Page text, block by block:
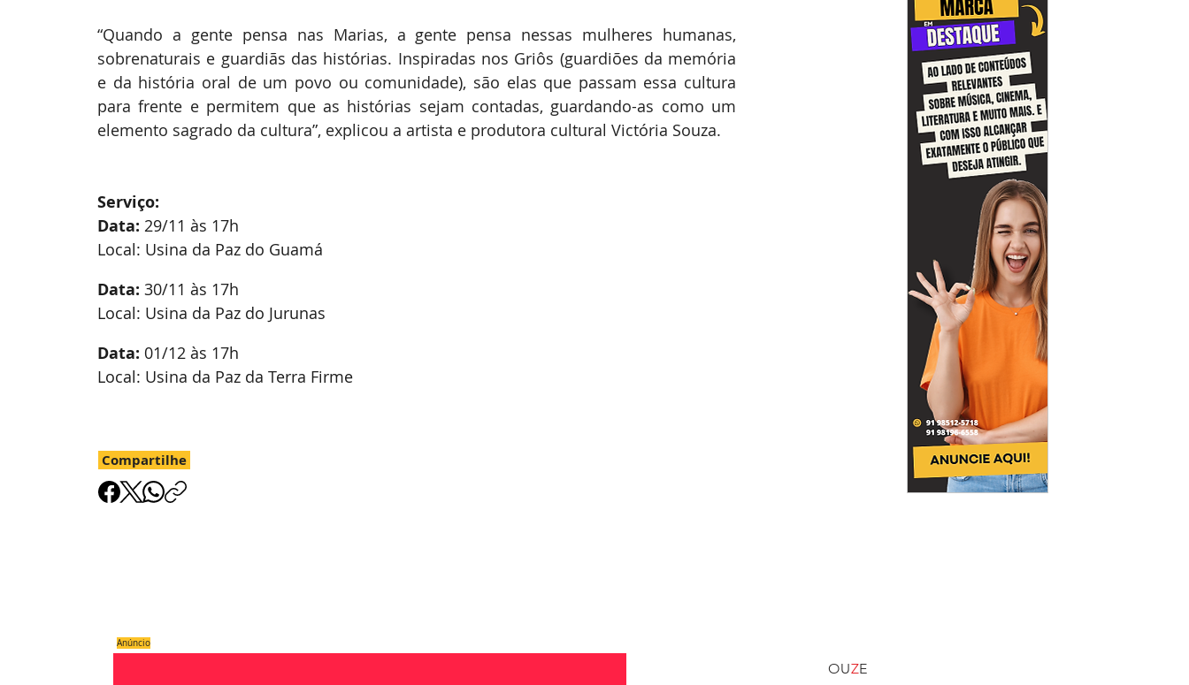
“Quando a gente pensa nas Marias, a gente pensa nessas mulheres humanas,
sobrenaturais e guardiãs das histórias. Inspiradas nos Griôs (guardiões da memória
e da história oral de um povo ou comunidade), são elas que passam essa cultura
para frente e permitem que as histórias sejam contadas, guardando-as como um
elemento sagrado da cultura”, explicou a artista e produtora cultural Victória Souza.
Serviço:
Data: 29/11 às 17h
Local: Usina da Paz do Guamá
Data: 30/11 às 17h
Local: Usina da Paz do Jurunas
Data: 01/12 às 17h
Local: Usina da Paz da Terra Firme
Compartilhe
OUZE
Anúncio